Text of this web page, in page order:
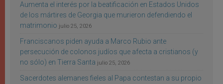
Aumenta el interés por la beatificación en Estados Unidos
de los mártires de Georgia que murieron defendiendo el
matrimonio julio 25, 2026
Franciscanos piden ayuda a Marco Rubio ante
persecución de colonos judíos que afecta a cristianos (y
no sólo) en Tierra Santa julio 25, 2026
Sacerdotes alemanes fieles al Papa contestan a su propio